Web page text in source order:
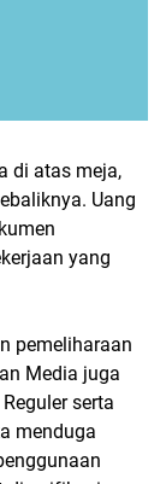
di atas meja,
Uang
yang
pemeliharaan
Media juga
serta
menduga